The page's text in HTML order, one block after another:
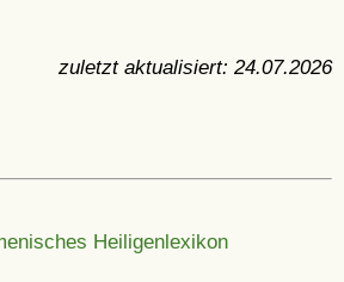
zuletzt aktualisiert: 24.07.2026
Heiligenlexikon